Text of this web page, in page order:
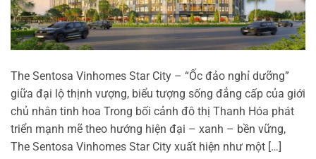
The Sentosa Vinhomes Star City – “Ốc đảo nghỉ dưỡng”
giữa đại lộ thịnh vượng, biểu tượng sống đẳng cấp của giới
chủ nhân tinh hoa Trong bối cảnh đô thị Thanh Hóa phát
triển mạnh mẽ theo hướng hiện đại – xanh – bền vững,
The Sentosa Vinhomes Star City xuất hiện như một […]